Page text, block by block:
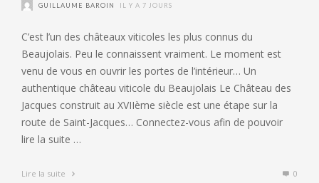
GUILLAUME BAROIN IL Y A 7 JOURS
C’est l’un des châteaux viticoles les plus connus du
Beaujolais. Peu le connaissent vraiment. Le moment est
venu de vous en ouvrir les portes de l’intérieur… Un
authentique château viticole du Beaujolais Le Château des
Jacques construit au XVIIème siècle est une étape sur la
route de Saint-Jacques… Connectez-vous afin de pouvoir
lire la suite …
Lire la suite 0